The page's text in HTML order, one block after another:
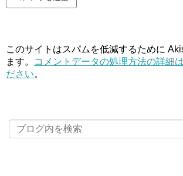
このサイトはスパムを低減するために
ます。
コメントデータの処理方法の詳細
ださい。